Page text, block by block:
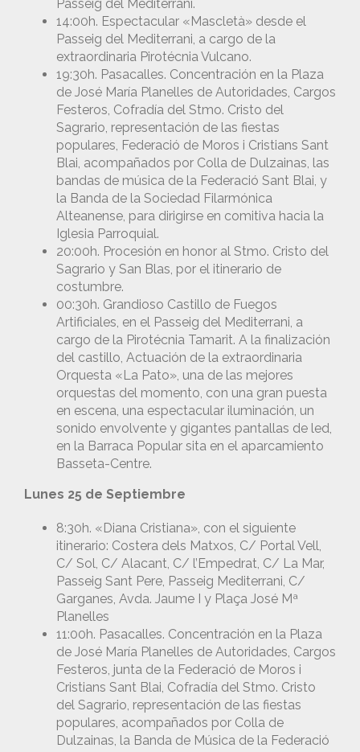
Passeig del Mediterrani.
14:00h. Espectacular «Mascletà» desde el
Passeig del Mediterrani, a cargo de la
extraordinaria Pirotécnia Vulcano.
19:30h. Pasacalles. Concentración en la Plaza
de José María Planelles de Autoridades, Cargos
Festeros, Cofradía del Stmo. Cristo del
Sagrario, representación de las fiestas
populares, Federació de Moros i Cristians Sant
Blai, acompañados por Colla de Dulzainas, las
bandas de música de la Federació Sant Blai, y
la Banda de la Sociedad Filarmónica
Alteanense, para dirigirse en comitiva hacia la
Iglesia Parroquial.
20:00h. Procesión en honor al Stmo. Cristo del
Sagrario y San Blas, por el itinerario de
costumbre.
00:30h. Grandioso Castillo de Fuegos
Artificiales, en el Passeig del Mediterrani, a
cargo de la Pirotécnia Tamarit. A la finalización
del castillo, Actuación de la extraordinaria
Orquesta «La Pato», una de las mejores
orquestas del momento, con una gran puesta
en escena, una espectacular iluminación, un
sonido envolvente y gigantes pantallas de led,
en la Barraca Popular sita en el aparcamiento
Basseta-Centre.
Lunes 25 de Septiembre
8:30h. «Diana Cristiana», con el siguiente
itinerario: Costera dels Matxos, C/ Portal Vell,
C/ Sol, C/ Alacant, C/ l’Empedrat, C/ La Mar,
Passeig Sant Pere, Passeig Mediterrani, C/
Garganes, Avda. Jaume I y Plaça José Mª
Planelles
11:00h. Pasacalles. Concentración en la Plaza
de José María Planelles de Autoridades, Cargos
Festeros, junta de la Federació de Moros i
Cristians Sant Blai, Cofradía del Stmo. Cristo
del Sagrario, representación de las fiestas
populares, acompañados por Colla de
Dulzainas, la Banda de Música de la Federació